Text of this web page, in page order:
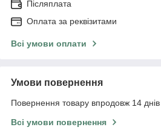
Післяплата
Оплата за реквізитами
Всі умови оплати
Умови повернення
Повернення товару впродовж 14
Всі умови повернення